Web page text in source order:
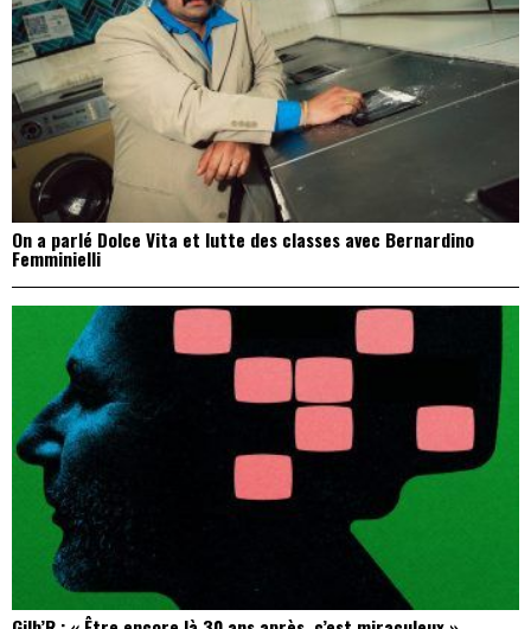
On a parlé Dolce Vita et lutte des classes avec Bernardino
Femminielli